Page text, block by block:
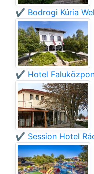
✔️ Bodrogi Kúria
✔️ Hotel
✔️ Session Hotel